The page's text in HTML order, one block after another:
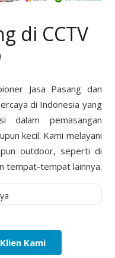
di CCTV
Jasa Pasang dan
di Indonesia yang
dalam pemasangan
kecil. Kami melayani
outdoor, seperti di
tempat-tempat lainnya.
Klien Kami